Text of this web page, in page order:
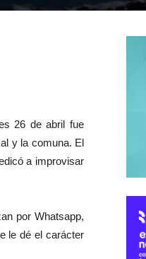
26 de abril fue
y la comuna. El
a improvisar
por Whatsapp,
le dé el carácter